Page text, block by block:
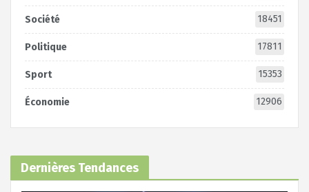
Société 18451
Politique 17811
Sport 15353
Économie 12906
Dernières Tendances